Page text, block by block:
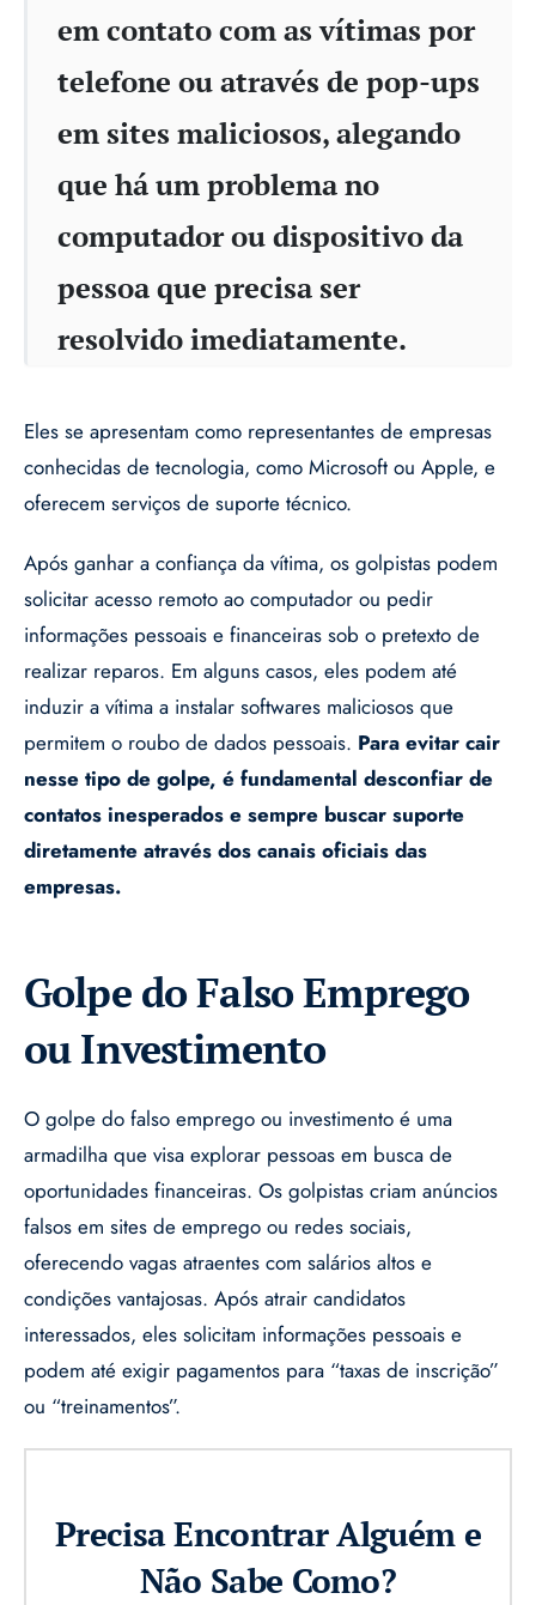
em contato com as vítimas por
telefone ou através de pop-ups
em sites maliciosos, alegando
que há um problema no
computador ou dispositivo da
pessoa que precisa ser
resolvido imediatamente.
Eles se apresentam como representantes de empresas
conhecidas de tecnologia, como Microsoft ou Apple, e
oferecem serviços de suporte técnico.
Após ganhar a confiança da vítima, os golpistas podem
solicitar acesso remoto ao computador ou pedir
informações pessoais e financeiras sob o pretexto de
realizar reparos. Em alguns casos, eles podem até
induzir a vítima a instalar softwares maliciosos que
permitem o roubo de dados pessoais. Para evitar cair
nesse tipo de golpe, é fundamental desconfiar de
contatos inesperados e sempre buscar suporte
diretamente através dos canais oficiais das
empresas.
Golpe do Falso Emprego
ou Investimento
O golpe do falso emprego ou investimento é uma
armadilha que visa explorar pessoas em busca de
oportunidades financeiras. Os golpistas criam anúncios
falsos em sites de emprego ou redes sociais,
oferecendo vagas atraentes com salários altos e
condições vantajosas. Após atrair candidatos
interessados, eles solicitam informações pessoais e
podem até exigir pagamentos para “taxas de inscrição”
ou “treinamentos”.
Precisa Encontrar Alguém e
Não Sabe Como?